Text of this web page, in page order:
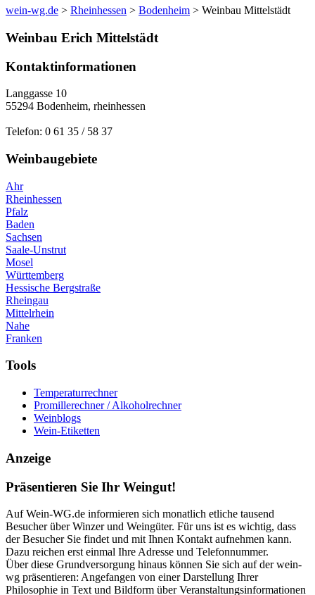
wein-wg.de > Rheinhessen > Bodenheim > Weinbau Mittelstädt
Weinbau Erich Mittelstädt
Kontaktinformationen
Langgasse 10
55294 Bodenheim, rheinhessen
Telefon: 0 61 35 / 58 37
Weinbaugebiete
Ahr
Rheinhessen
Pfalz
Baden
Sachsen
Saale-Unstrut
Mosel
Württemberg
Hessische Bergstraße
Rheingau
Mittelrhein
Nahe
Franken
Tools
Temperaturrechner
Promillerechner / Alkoholrechner
Weinblogs
Wein-Etiketten
Anzeige
Präsentieren Sie Ihr Weingut!
Auf Wein-WG.de informieren sich monatlich etliche tausend
Besucher über Winzer und Weingüter. Für uns ist es wichtig, dass
der Besucher Sie findet und mit Ihnen Kontakt aufnehmen kann.
Dazu reichen erst einmal Ihre Adresse und Telefonnummer.
Über diese Grundversorgung hinaus können Sie sich auf der wein-
wg präsentieren: Angefangen von einer Darstellung Ihrer
Philosophie in Text und Bildform über Veranstaltungsinformationen